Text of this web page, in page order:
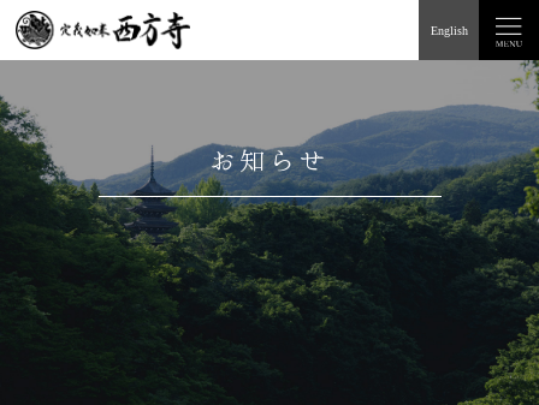
English
お知らせ